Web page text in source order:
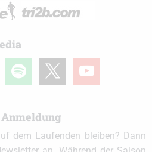
spotify youtube
dem Laufenden bleiben? Dann